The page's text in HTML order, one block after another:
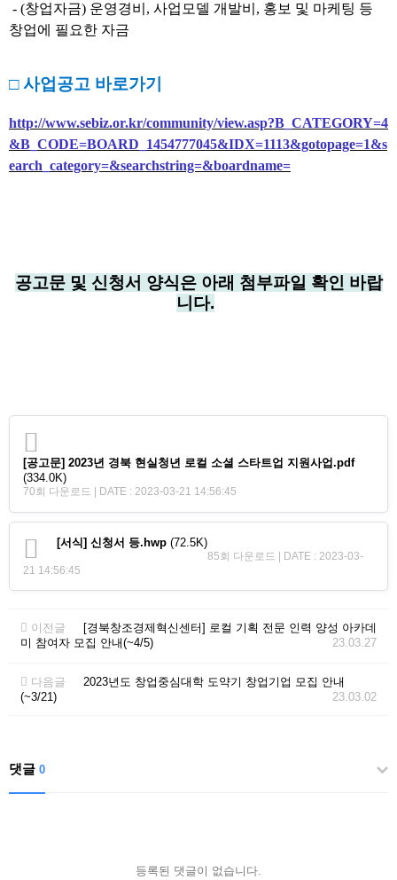
- (창업자금) 운영경비, 사업모델 개발비, 홍보 및 마케팅 등
창업에 필요한 자금
□ 사업공고 바로가기
http://www.sebiz.or.kr/community/view.asp?B_CATEGORY=4
&B_CODE=BOARD_1454777045&IDX=1113&gotopage=1&s
earch_category=&searchstring=&boardname=
공고문 및 신청서 양식은 아래 첨부파일 확인 바랍
니다.
[공고문] 2023년 경북 현실청년 로컬 소셜 스타트업 지원사업.pdf
(334.0K)
70회 다운로드 | DATE : 2023-03-21 14:56:45
[서식] 신청서 등.hwp (72.5K)
85회 다운로드 | DATE : 2023-03-
21 14:56:45
이전글
[경북창조경제혁신센터] 로컬 기획 전문 인력 양성 아카데
미 참여자 모집 안내(~4/5)
23.03.27
다음글
2023년도 창업중심대학 도약기 창업기업 모집 안내
(~3/21)
23.03.02
댓글 0
등록된 댓글이 없습니다.